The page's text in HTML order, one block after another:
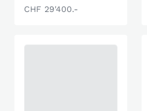
CHF 29'400.-